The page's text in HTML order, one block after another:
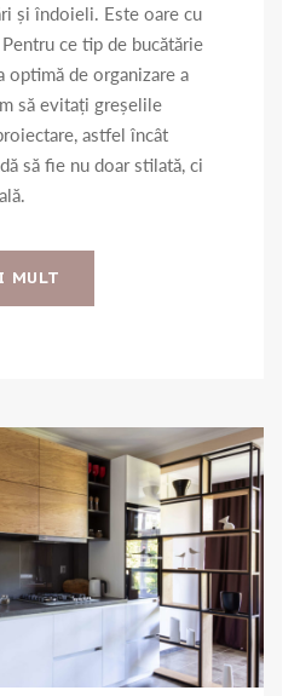
și îndoieli. Este oare cu
ce tip de bucătărie
optimă de organizare a
să evitați greșelile
astfel încât
să fie nu doar stilată, ci
MULT